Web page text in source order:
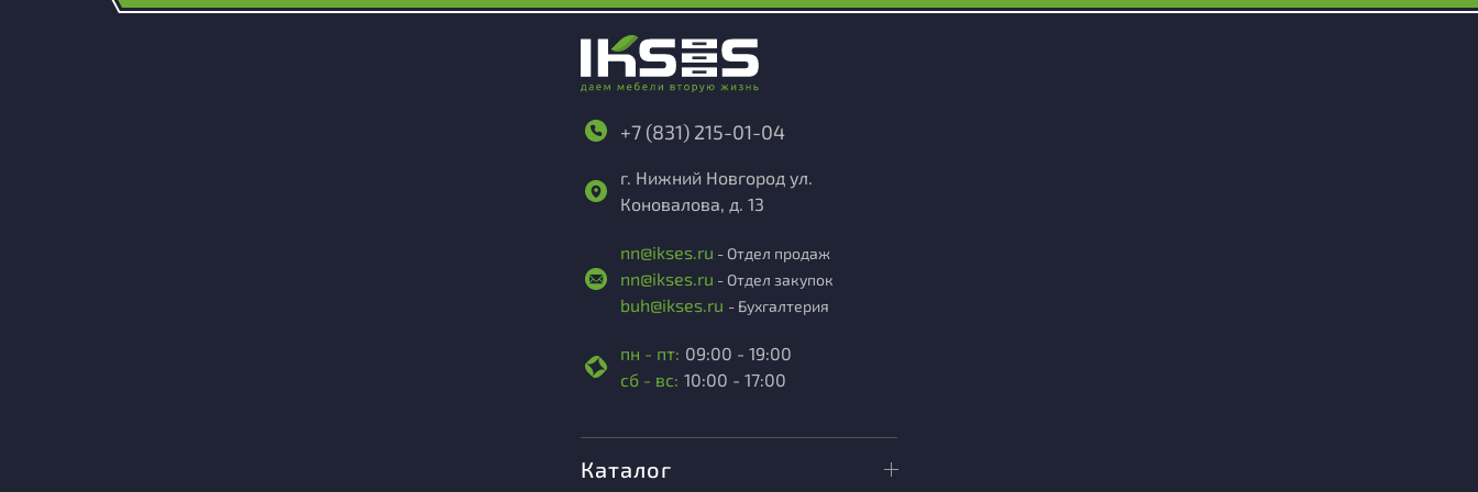
+7 (831) 215-01-04
г. Нижний Новгород ул.
Коновалова, д. 13
nn@ikses.ru - Отдел продаж
nn@ikses.ru - Отдел закупок
buh@ikses.ru - Бухгалтерия
пн - пт: 09:00 - 19:00
сб - вс: 10:00 - 17:00
Каталог